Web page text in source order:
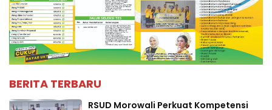
BERITA TERBARU
RSUD Morowali Perkuat Kompetensi